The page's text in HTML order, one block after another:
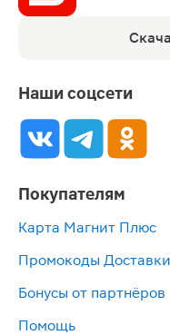
Наши соцсети
Покупателям
Карта Магнит Плюс
Промокоды Доставки
Бонусы от партнёров
Помощь